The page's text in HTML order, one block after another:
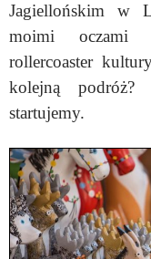
Jagiellońskim w
moimi oczami
rollercoaster
kolejną podróż?
startujemy.